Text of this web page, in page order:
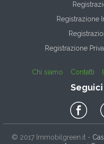
Registrazione
Registrazione
Chi siamo Contatti
© 2017 Immobilgreen.it-